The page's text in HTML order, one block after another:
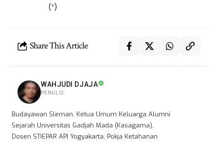
(*)
Share This Article
WAHJUDI DJAJA
PENULIS
Budayawan Sleman, Ketua Umum Keluarga Alumni
Sejarah Universitas Gadjah Mada (Kasagama),
Dosen STIEPAR API Yogyakarta, Pokja Ketahanan